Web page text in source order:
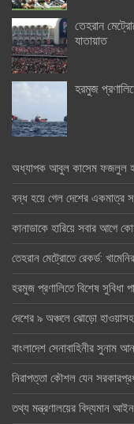
তেহরান
যাতায়াত
হরমুজ
অধ্যাপক আবুল কাসেম ফজলুল
বন্ধ হয়ে গেল দেশের একমাত্র
কানাডাকে হারিয়ে সবার আগে
তেহরান মেট্রোতে রেকর্ড:
হরমুজ প্রণালিতে বিশেষ সুবিধা
দেশের ৯ অঞ্চলে ঝোড়ো
বাংলাদেশ সেনাবাহিনীর সুনাম
নিরাপত্তা কৌশল যেন
তথ্য মন্ত্রণালয়ের বিদ্যমান